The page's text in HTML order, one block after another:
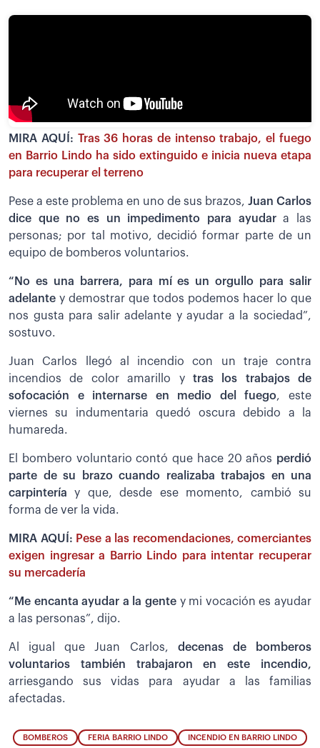
MIRA AQUÍ: Tras 36 horas de intenso trabajo, el fuego
en Barrio Lindo ha sido extinguido e inicia nueva etapa
para recuperar el terreno
Pese a este problema en uno de sus brazos, Juan Carlos
dice que no es un impedimento para ayudara las
personas; por tal motivo, decidió formar parte de un
equipo de bomberos voluntarios.
“No es una barrera, para mí es un orgullo para salir
adelante y demostrar que todos podemos hacer lo que
nos gusta para salir adelante y ayudar a la sociedad”,
sostuvo.
Juan Carlos llegó al incendio con un traje contra
incendios de color amarillo ytras los trabajos de
sofocación e internarse en medio del fuego, este
viernes su indumentaria quedó oscura debido a la
humareda.
El bombero voluntario contó que hace 20 años perdió
parte de su brazo cuando realizaba trabajos en una
carpinteríay que, desde ese momento, cambió su
forma de ver la vida.
MIRA AQUÍ: Pese a las recomendaciones, comerciantes
exigen ingresar a Barrio Lindo para intentar recuperar
su mercadería
“Me encanta ayudar a la gente y mi vocación es ayudar
a las personas”, dijo.
Al igual que Juan Carlos, decenas de bomberos
voluntarios también trabajaron en este incendio,
arriesgando sus vidas para ayudar a las familias
afectadas.
BOMBEROS FERIA BARRIO LINDO INCENDIO EN BARRIO LINDO